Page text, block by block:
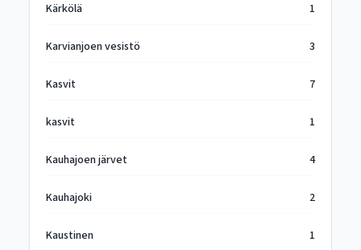
Kärkölä 1
Karvianjoen vesistö 3
Kasvit 7
kasvit 1
Kauhajoen järvet 4
Kauhajoki 2
Kaustinen 1